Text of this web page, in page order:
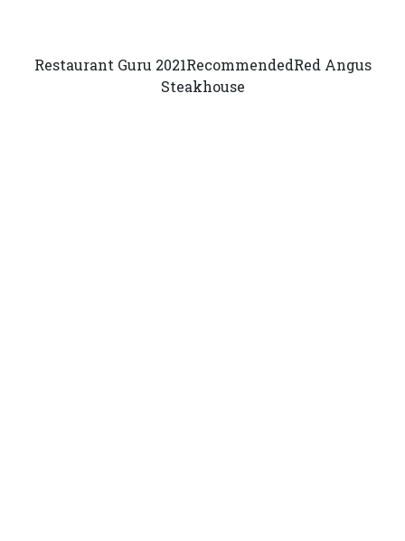
Restaurant Guru 2021RecommendedRed Angus
Steakhouse